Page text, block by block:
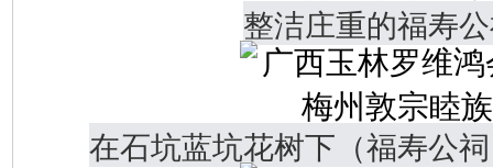
整洁庄重的福寿
在石坑蓝坑花树下（福寿公